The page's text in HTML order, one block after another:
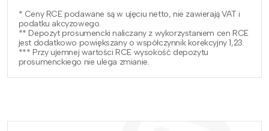
* Ceny RCE podawane są w ujęciu netto, nie zawierają VAT i
podatku akcyzowego.
** Depozyt prosumencki naliczany z wykorzystaniem cen RCE
jest dodatkowo powiększany o współczynnik korekcyjny 1,23.
*** Przy ujemnej wartości RCE wysokość depozytu
prosumenckiego nie ulega zmianie.